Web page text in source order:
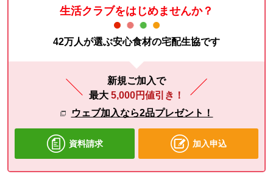
生活クラブをはじめませんか？
42万人が選ぶ安心食材の宅配生協です
新規ご加入で
最大 5,000円値引き！
ウェブ加入なら2品プレゼント！
資料請求 加入申込